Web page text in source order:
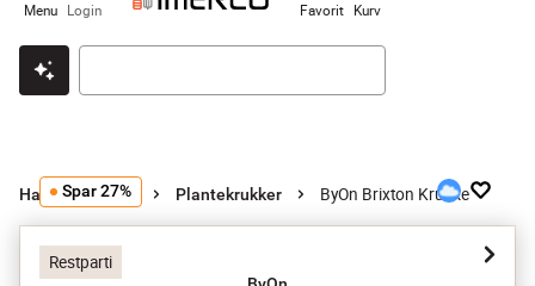
Klik & hent Byt i 1 år Prismatch
Menu Login Favorit Kurv
Haveindretning Plantekrukker ByOn Brixton Krukke
Restparti
Spar 27%